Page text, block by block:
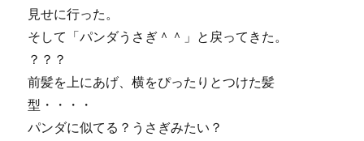
見せに行った。
そして「パンダうさぎ＾＾」と戻ってきた。
？？？
前髪を上にあげ、横をぴったりとつけた髪
型・・・・
パンダに似てる？うさぎみたい？